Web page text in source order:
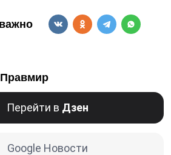
Перейти в Дзен
Google Новости